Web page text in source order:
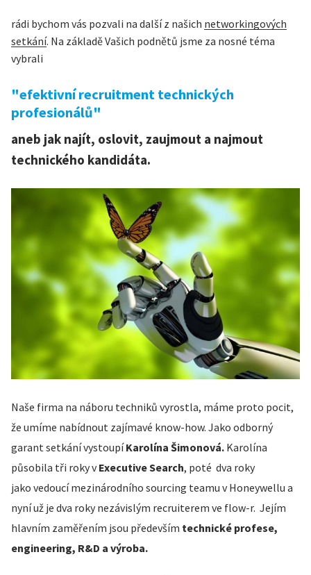
rádi bychom vás pozvali na další z našich networkingových
setkání. Na základě Vašich podnětů jsme za nosné téma
vybrali
"efektivní recruitment technických
profesionálů"
aneb jak najít, oslovit, zaujmout a najmout
technického kandidáta.
Naše firma na náboru techniků vyrostla, máme proto pocit,
že umíme nabídnout zajímavé know-how. Jako odborný
garant setkání vystoupíKarolína Šimonová. Karolína
působila tři roky vExecutive Search, poté dva roky
jako vedoucí mezinárodního sourcing teamu v Honeywellu a
nyní už je dva roky nezávislým recruiterem ve flow-r. Jejím
hlavním zaměřením jsou především technické profese,
engineering, R&D a výroba.